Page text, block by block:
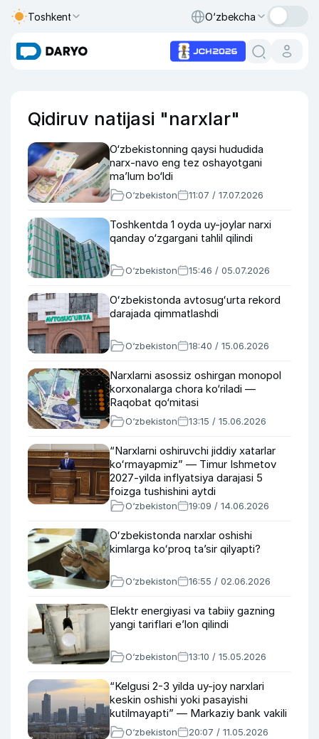
Toshkent O‘zbekcha
Qidiruv natijasi "narxlar"
O‘zbekistonning qaysi hududida
narx-navo eng tez oshayotgani
maʼlum bo‘ldi
O‘zbekiston 11:07 / 17.07.2026
Toshkentda 1 oyda uy-joylar narxi
qanday o‘zgargani tahlil qilindi
O‘zbekiston 15:46 / 05.07.2026
Oʻzbekistonda avtosugʻurta rekord
darajada qimmatlashdi
O‘zbekiston 18:40 / 15.06.2026
Narxlarni asossiz oshirgan monopol
korxonalarga chora ko‘riladi —
Raqobat qo‘mitasi
O‘zbekiston 13:15 / 15.06.2026
“Narxlarni oshiruvchi jiddiy xatarlar
koʻrmayapmiz” — Timur Ishmetov
2027-yilda inflyatsiya darajasi 5
foizga tushishini aytdi
O‘zbekiston 19:09 / 14.06.2026
Oʻzbekistonda narxlar oshishi
kimlarga koʻproq taʼsir qilyapti?
O‘zbekiston 16:55 / 02.06.2026
Elektr energiyasi va tabiiy gazning
yangi tariflari eʼlon qilindi
O‘zbekiston 13:10 / 15.05.2026
“Kelgusi 2-3 yilda uy-joy narxlari
keskin oshishi yoki pasayishi
kutilmayapti” — Markaziy bank vakili
O‘zbekiston 20:07 / 11.05.2026